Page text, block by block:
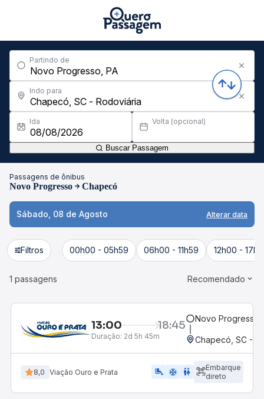
Partindo de
Indo para
Ida Volta (opcional)
Buscar Passagem
Passagens de ônibus
Novo Progresso Chapecó
Sábado, 08 de Agosto Alterar data
Filtros 00h00 - 05h59 06h00 - 11h59 12h00 -
1 passagens Recomendado
13:00 18:45
Duração: 2d 5h 45m
Novo Progresso,
Chapecó, SC -
8,0 Viação Ouro e Prata airline_seat_legroom_extra ac_unit WC
Embarque
direto